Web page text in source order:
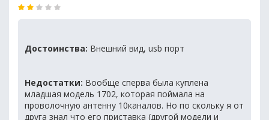
Достоинства: Внешний вид, usb порт
Недостатки: Вообще сперва была куплена
младшая модель 1702, которая поймала на
проволочную антенну 10каналов. Но по скольку я от
друга знал что его приставка (другой модели и